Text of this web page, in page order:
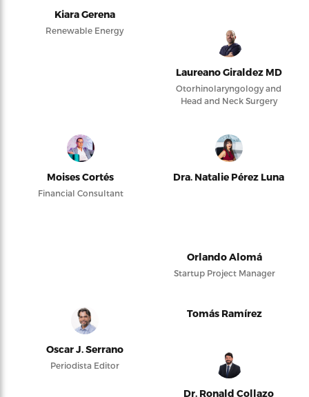
Kiara Gerena
Renewable Energy
Laureano Giraldez MD
Otorhinolaryngology and
Head and Neck Surgery
Moises Cortés
Financial Consultant
Dra. Natalie Pérez Luna
Orlando Alomá
Startup Project Manager
Oscar J. Serrano
Periodista Editor
Tomás Ramírez
Dr. Ronald Collazo